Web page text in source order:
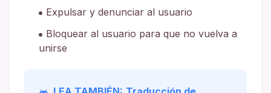
Expulsar y denunciar al usuario
Bloquear al usuario para que no vuelva a
unirse